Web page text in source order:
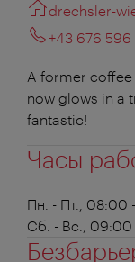
drechsler-
+43 676 596
A former
now glows in a
fantastic!
Часы
Пн. - Пт., 08:00
Сб. - Вс., 09:00